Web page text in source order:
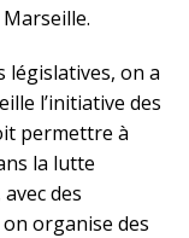
législatives, on a
l’initiative des
permettre à
la lutte
des
organise des